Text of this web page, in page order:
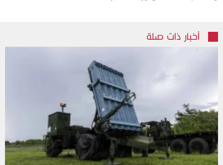
أخبار ذات صلة